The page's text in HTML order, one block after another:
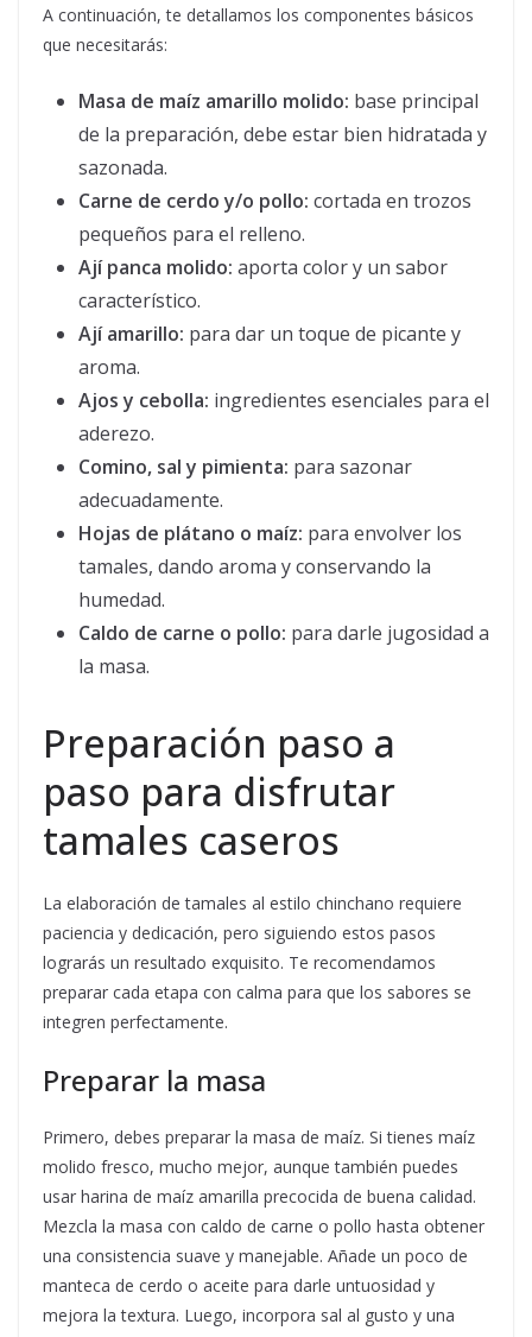
A continuación, te detallamos los componentes básicos
que necesitarás:
Masa de maíz amarillo molido: base principal
de la preparación, debe estar bien hidratada y
sazonada.
Carne de cerdo y/o pollo: cortada en trozos
pequeños para el relleno.
Ají panca molido: aporta color y un sabor
característico.
Ají amarillo: para dar un toque de picante y
aroma.
Ajos y cebolla: ingredientes esenciales para el
aderezo.
Comino, sal y pimienta: para sazonar
adecuadamente.
Hojas de plátano o maíz: para envolver los
tamales, dando aroma y conservando la
humedad.
Caldo de carne o pollo: para darle jugosidad a
la masa.
Preparación paso a
paso para disfrutar
tamales caseros
La elaboración de tamales al estilo chinchano requiere
paciencia y dedicación, pero siguiendo estos pasos
lograrás un resultado exquisito. Te recomendamos
preparar cada etapa con calma para que los sabores se
integren perfectamente.
Preparar la masa
Primero, debes preparar la masa de maíz. Si tienes maíz
molido fresco, mucho mejor, aunque también puedes
usar harina de maíz amarilla precocida de buena calidad.
Mezcla la masa con caldo de carne o pollo hasta obtener
una consistencia suave y manejable. Añade un poco de
manteca de cerdo o aceite para darle untuosidad y
mejora la textura. Luego, incorpora sal al gusto y una